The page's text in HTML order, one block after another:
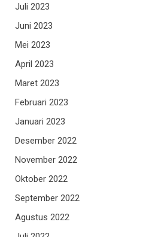
Juli 2023
Juni 2023
Mei 2023
April 2023
Maret 2023
Februari 2023
Januari 2023
Desember 2022
November 2022
Oktober 2022
September 2022
Agustus 2022